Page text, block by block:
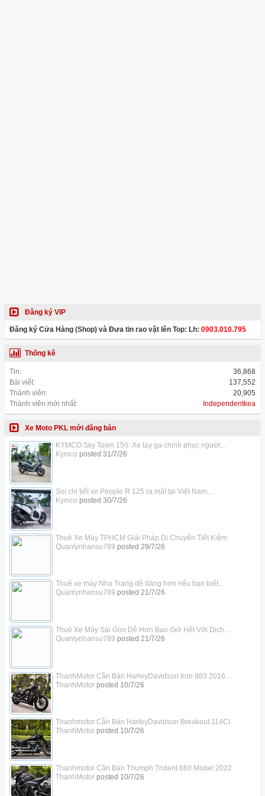
Đăng ký VIP
Đăng ký Cửa Hàng (Shop) và Đưa tin rao vặt lên Top: Lh: 0903.010.795
Thống kê
Tin:
36,868
Bài viết:
137,552
Thành viên:
20,905
Thành viên mới nhất:
Independentkea
Xe Moto PKL mới đăng bán
KYMCO Sky Town 150: Xe tay ga chinh phục người...
Kymco posted 31/7/26
Soi chi tiết xe People R 125 ra mắt tại Việt Nam,...
Kymco posted 30/7/26
Thuê Xe Máy TPHCM Giải Pháp Di Chuyển Tiết Kiệm
Quanlynhansu789 posted 29/7/26
Thuê xe máy Nha Trang dễ dàng hơn nếu bạn biết...
Quanlynhansu789 posted 21/7/26
Thuê Xe Máy Sài Gòn Dễ Hơn Bao Giờ Hết Với Dịch...
Quanlynhansu789 posted 21/7/26
ThanhMotor Cần Bán HarleyDavidson Iron 883 2016...
ThanhMotorposted 10/7/26
Thanhmotor Cần Bán HarleyDavidson Breakout 114CI
ThanhMotorposted 10/7/26
Thanhmotor Cần Bán Triumph Trident 660 Model 2022
ThanhMotorposted 10/7/26